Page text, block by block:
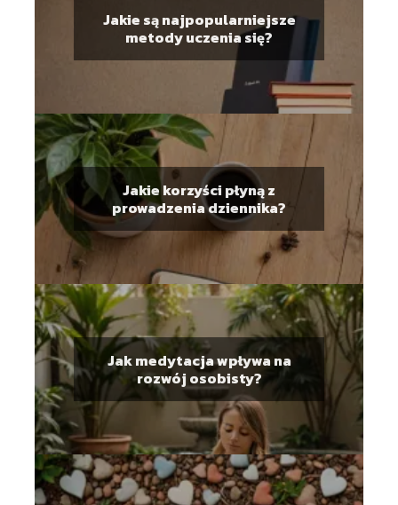
Jakie są najpopularniejsze
metody uczenia się?
Jakie korzyści płyną z
prowadzenia dziennika?
Jak medytacja wpływa na
rozwój osobisty?